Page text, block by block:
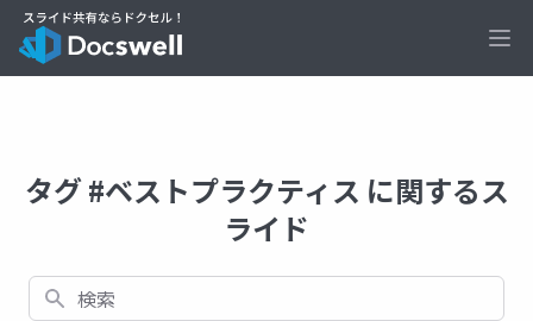
タグ #ベストプラクティス に関するス
ライド
検索